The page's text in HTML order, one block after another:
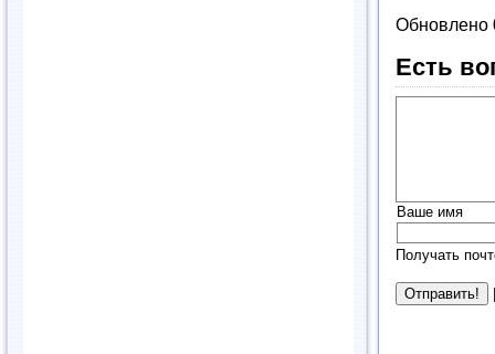
Обновлено
Есть
Ваше имя
Получать